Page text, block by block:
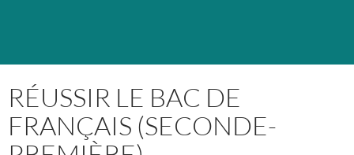
RÉUSSIR LE BAC DE
FRANÇAIS (SECONDE-